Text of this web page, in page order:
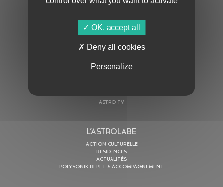
En cochant cette case, j’accepte la Politique de confidentialité
AGENDA
ASTRO TV
L’ASTROLABE
ACTION CULTURELLE
RÉSIDENCES
ACTUALITÉS
POLYSONIK REPET & ACCOMPAGNEMENT
OK, accept all
Deny all cookies
Personalize